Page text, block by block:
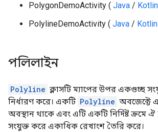
PolygonDemoActivity ( Java / Kotlin
PolylineDemoActivity ( Java / Kotlin
পলিলাইন
Polyline ক্লাসটি ম্যাপের উপর একগুচ্ছ
নির্ধারণ করে। একটি Polyline অবজেক্টে
অবস্থান থাকে এবং এটি একটি নির্দিষ্ট ক্রমে
সংযুক্ত করে একাধিক রেখাংশ তৈরি করে।